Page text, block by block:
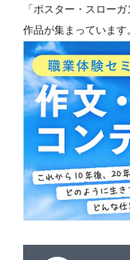
「ポスター・スロー
作品が集まっています